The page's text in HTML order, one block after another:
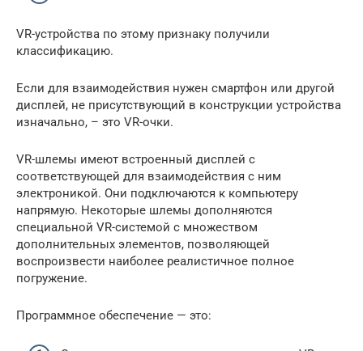
VR-устройства по этому признаку получили
классификацию.
Если для взаимодействия нужен смартфон или другой
дисплей, не присутствующий в конструкции устройства
изначально, – это VR-очки.
VR-шлемы имеют встроенный дисплей с
соответствующей для взаимодействия с ним
электроникой. Они подключаются к компьютеру
напрямую. Некоторые шлемы дополняются
специальной VR-системой с множеством
дополнительных элементов, позволяющей
воспроизвести наиболее реалистичное полное
погружение.
Программное обеспечение — это: